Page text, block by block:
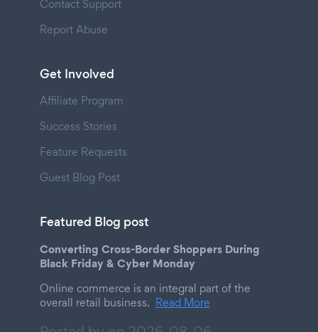
Contact Support
Report Abuse
Get Involved
Affiliate Program
Success Stories
Feature Requests
Guest Blog Post
Featured Blog post
Converting Cross-Border Shoppers During
Black Friday & Cyber Monday
Online commerce is an integral part of the
overall retail business. Read More